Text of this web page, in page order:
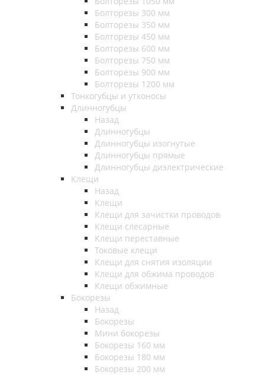
Болторезы 300 мм
Болторезы 350 мм
Болторезы 450 мм
Болторезы 600 мм
Болторезы 750 мм
Болторезы 900 мм
Болторезы 1200 мм
Тонкогубцы и утконосы
Длинногубцы
Назад
Длинногубцы
Длинногубцы изогнутые
Длинногубцы прямые
Длинногубцы диэлектрические
Клещи
Назад
Клещи
Клещи для зачистки проводов
Клещи слесарные
Клещи переставные
Токовые клещи
Клещи для снятия изоляции
Клещи для обжима проводов
Клещи обжимные
Бокорезы
Назад
Бокорезы
Мини бокорезы
Бокорезы 160 мм
Бокорезы 180 мм
Бокорезы 200 мм